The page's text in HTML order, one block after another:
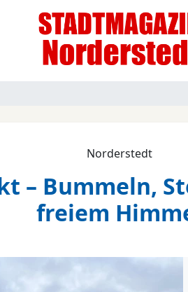
Norderstedt
– Bummeln,
freiem